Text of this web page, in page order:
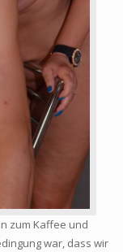
zum Kaffee und
war, dass wir